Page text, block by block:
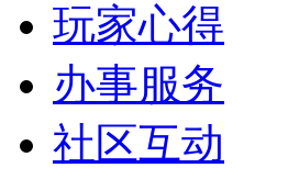
玩家心得
办事服务
社区互动